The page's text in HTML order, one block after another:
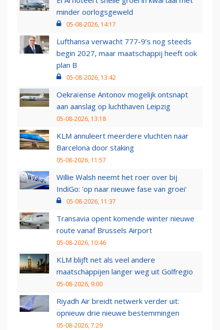
minder oorlogsgeweld
05-08-2026, 14:17
Lufthansa verwacht 777-9’s nog steeds
begin 2027, maar maatschappij heeft ook
plan B
05-08-2026, 13:42
Oekraïense Antonov mogelijk ontsnapt
aan aanslag op luchthaven Leipzig
05-08-2026, 13:18
KLM annuleert meerdere vluchten naar
Barcelona door staking
05-08-2026, 11:57
Willie Walsh neemt het roer over bij
IndiGo: 'op naar nieuwe fase van groei'
05-08-2026, 11:37
Transavia opent komende winter nieuwe
route vanaf Brussels Airport
05-08-2026, 10:46
KLM blijft net als veel andere
maatschappijen langer weg uit Golfregio
05-08-2026, 9:00
Riyadh Air breidt netwerk verder uit:
opnieuw drie nieuwe bestemmingen
05-08-2026, 7:29